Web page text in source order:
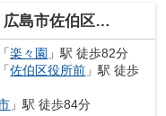
河内南２丁目 彩が丘
「楽々園 」駅 徒歩82分
「佐伯区役所前 」駅 徒歩
」駅 徒歩84分